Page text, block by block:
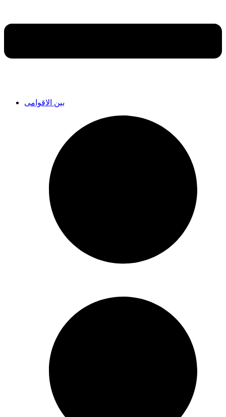
بین الاقوامی